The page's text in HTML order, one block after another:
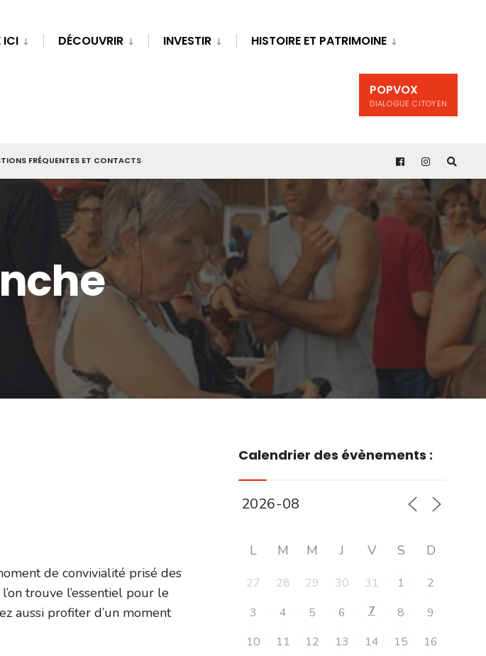
ICI DÉCOUVRIR INVESTIR HISTOIRE ET PATRIMOINE
POPVOX
DIALOGUE CITOYEN
FRÉQUENTES ET CONTACTS
de convivialité prisé des
trouve l’essentiel pour le
aussi profiter d’un moment
Calendrier des évènements :
L M M J V S D
27 28 29 30 31 1
2
3
4 5 6 7 8
9
10
11 12 13 14 15
16